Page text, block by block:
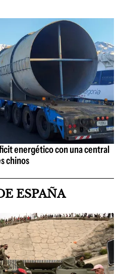
energético con una central
chinos
ESPAÑA